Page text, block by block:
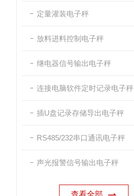
定量灌装电子秤
放料进料控制电子秤
继电器信号输出电子秤
连接电脑软件定时记录电子秤
插U盘记录存储导出电子秤
RS485/232串口通讯电子秤
声光报警信号输出电子秤
查看全部